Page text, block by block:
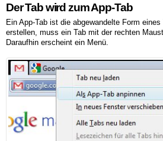
Der Tab wird zum App-Tab
Ein App-Tab ist die abgewandelte Form
erstellen, muss ein Tab mit der rechten
Daraufhin erscheint ein Menü.